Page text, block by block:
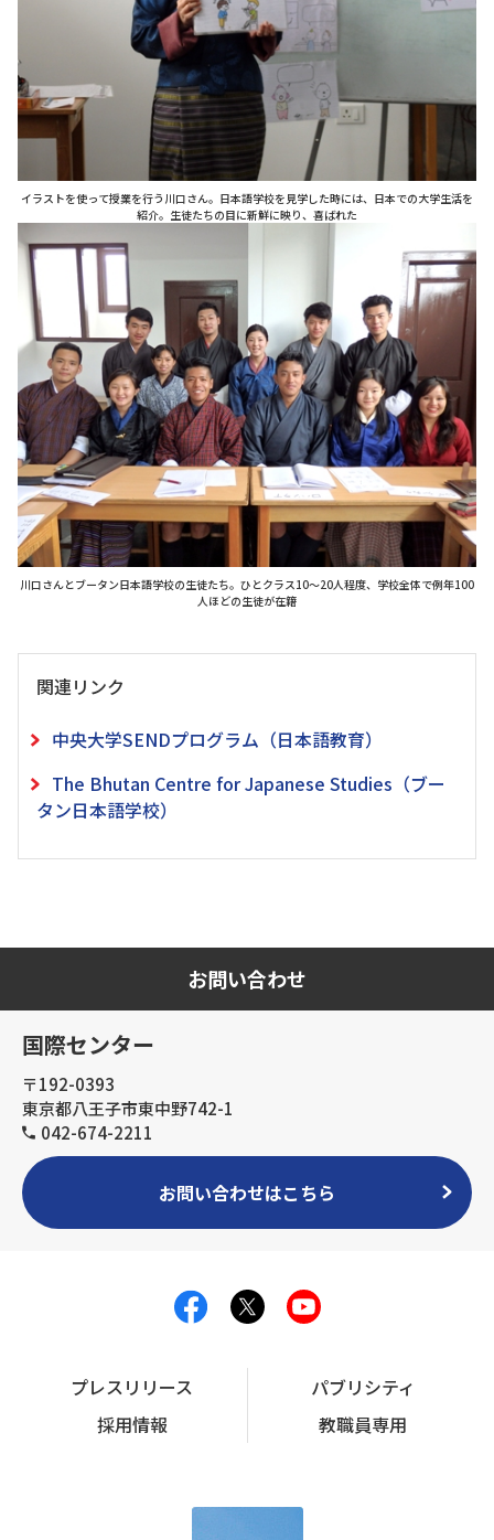
イラストを使って授業を行う川口さん。日本語学校を見学した時には、日本での大学生活を
紹介。生徒たちの目に新鮮に映り、喜ばれた
川口さんとブータン日本語学校の生徒たち。ひとクラス10～20人程度、学校全体で例年100
人ほどの生徒が在籍
関連リンク
中央大学SENDプログラム（日本語教育）
The Bhutan Centre for Japanese Studies（ブー
タン日本語学校）
お問い合わせ
国際センター
〒192-0393
東京都八王子市東中野742-1
042-674-2211
お問い合わせはこちら
プレスリリース
パブリシティ
採用情報
教職員専用